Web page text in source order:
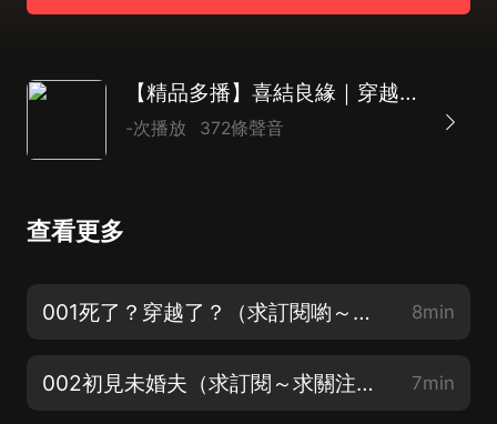
【精品多播】喜結良緣｜穿越/復仇/靈魂調換/修真
-次播放 372條聲音
查看更多
001死了？穿越了？（求訂閱喲～比心） 8min
002初見未婚夫（求訂閱～求關注～） 7min